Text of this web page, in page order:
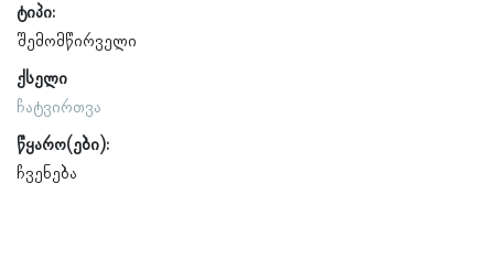
ტიპი:
შემომწირველი
ქსელი
ჩატვირთვა
წყარო(ები):
ჩვენება